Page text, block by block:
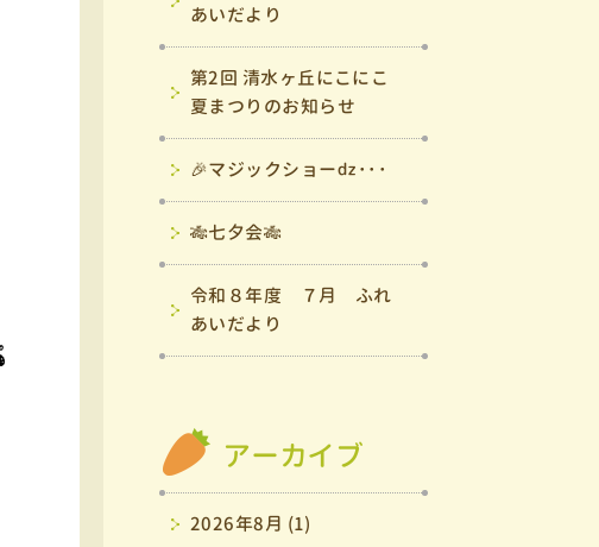
あいだより
第2回 清水ヶ丘にこにこ
夏まつりのお知らせ
🎉マジックショーǳ･･･
🎋七夕会🎋
令和８年度 ７月 ふれ
あいだより
アーカイブ
2026年8月 (1)